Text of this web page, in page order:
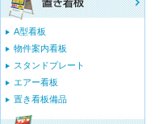
A型看板
物件案内看板
スタンドプレート
エアー看板
置き看板備品